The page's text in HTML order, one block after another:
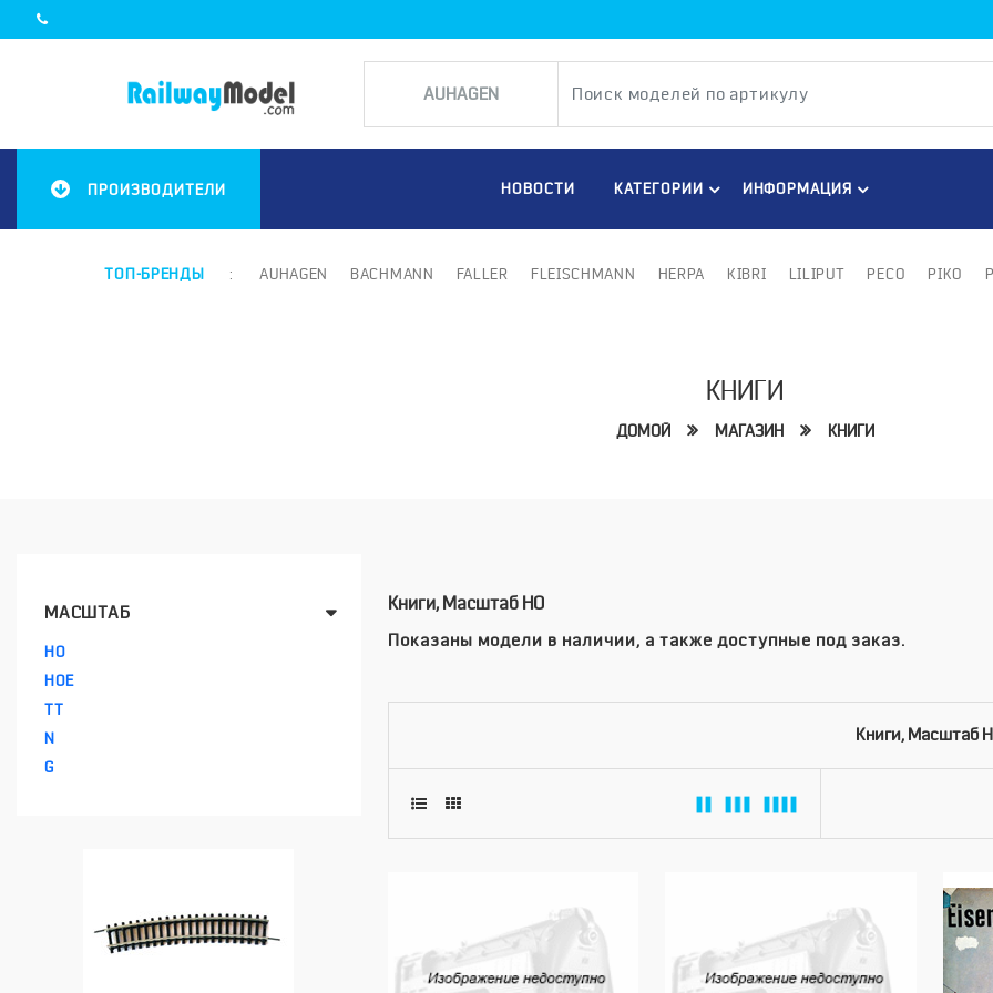
ПРОИЗВОДИТЕЛИ НОВОСТИ КАТЕГОРИИ ИНФОРМАЦИЯ
ТОП-БРЕНДЫ : AUHAGEN BACHMANN FALLER FLEISCHMANN HERPA KIBRI LILIPUT PECO PIKO
КНИГИ
ДОМОЙ МАГАЗИН КНИГИ
МАСШТАБ
HO
HOE
TT
N
G
Книги, Масштаб HO
Показаны модели в наличии, а также доступные под заказ.
Книги, Масштаб